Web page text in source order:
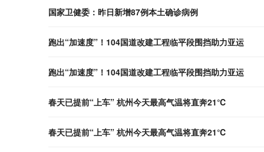
国家卫健委：昨日新增87例本土确诊病例
跑出“加速度”！104国道改建工程临平段围挡助力亚运
跑出“加速度”！104国道改建工程临平段围挡助力亚运
春天已提前“上车” 杭州今天最高气温将直奔21℃
春天已提前“上车” 杭州今天最高气温将直奔21℃